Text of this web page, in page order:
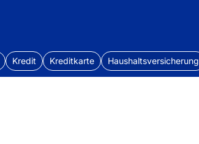
Kredit Kreditkarte Haushaltsversicherung